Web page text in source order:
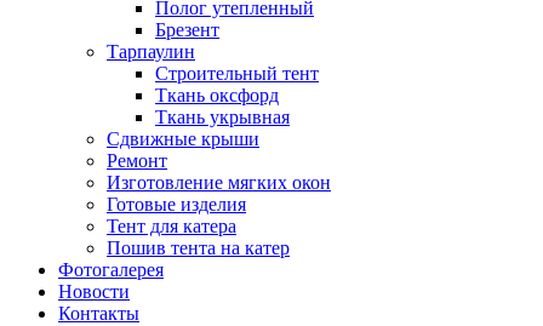
Полог утепленный
Брезент
Тарпаулин
Строительный тент
Ткань оксфорд
Ткань укрывная
Сдвижные крыши
Ремонт
Изготовление мягких окон
Готовые изделия
Тент для катера
Пошив тента на катер
Фотогалерея
Новости
Контакты